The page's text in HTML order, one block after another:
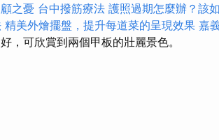
之憂 台中撥筋療法 護照過期怎麼辦？該
精美外燴擺盤，提升每道菜的呈現效果 嘉
，可欣賞到兩個甲板的壯麗景色。